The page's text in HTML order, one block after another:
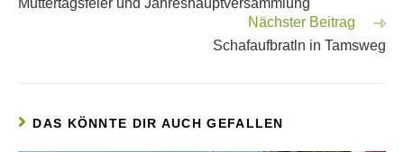
Muttertagsfeier und Jahreshauptversammlung
Nächster Beitrag
Schafaufbratln in Tamsweg
DAS KÖNNTE DIR AUCH GEFALLEN